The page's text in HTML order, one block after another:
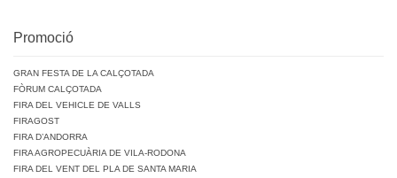
Promoció
GRAN FESTA DE LA CALÇOTADA
FÒRUM CALÇOTADA
FIRA DEL VEHICLE DE VALLS
FIRAGOST
FIRA D’ANDORRA
FIRA AGROPECUÀRIA DE VILA-RODONA
FIRA DEL VENT DEL PLA DE SANTA MARIA